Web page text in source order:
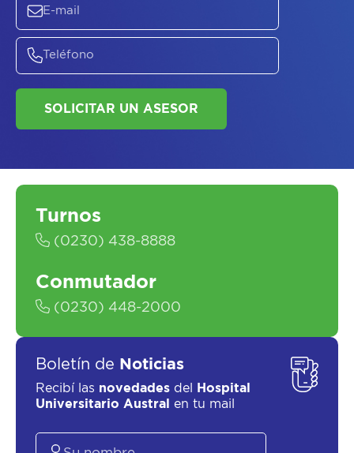
ASESORATE SOBRE
SALUD
Turnos
(0230) 438-8888
Conmutador
(0230) 448-2000
Boletín de Noticias
Recibí las novedades del
Hospital
Universitario Austral
en tu mail